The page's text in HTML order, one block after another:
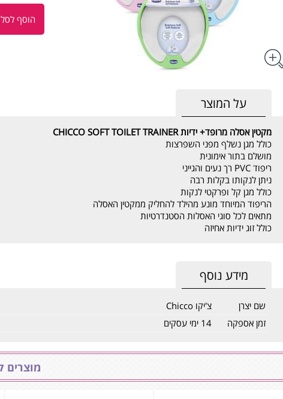
הוסף לסל
על המוצר
מקטין אסלה מרופד+ ידיות CHICCO SOFT TOILET TRAINER
כולל מגן נשלף מפני השפרצות
מושלם בתור אימונית
ריפוד PVC רך נעים והגייני
ניתן לנקותו בקלות רבה
כולל מגן קל ופרקטי לנקות
הריפוד המיוחד מונע מהילד להחליק ממקטין האסלה
מתאים לכל סוגי האסלות הסטנדרטיות
כולל זוג ידיות אחיזה
מידע נוסף
שם יצרן
צ'יקו Chicco
זמן אספקה
14 ימי עסקים
מוצרים